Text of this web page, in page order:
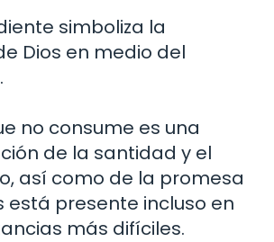
simboliza la
Dios en medio del
no consume es una
de la santidad y el
así como de la promesa
está presente incluso en
más difíciles.